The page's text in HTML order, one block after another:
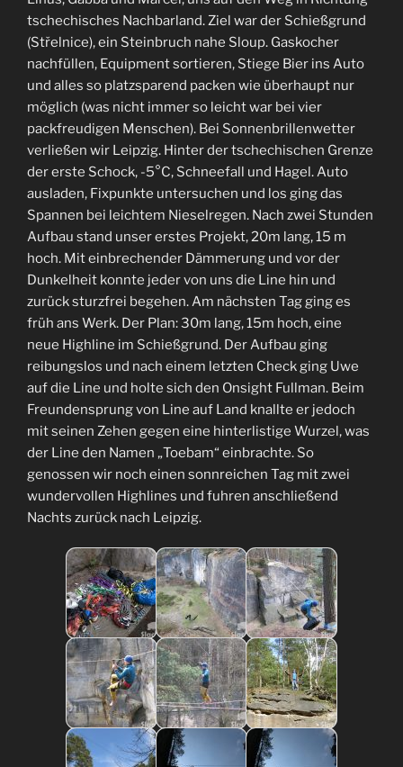
tschechisches Nachbarland. Ziel war der Schießgrund
(Střelnice), ein Steinbruch nahe Sloup. Gaskocher
nachfüllen, Equipment sortieren, Stiege Bier ins Auto
und alles so platzsparend packen wie überhaupt nur
möglich (was nicht immer so leicht war bei vier
packfreudigen Menschen). Bei Sonnenbrillenwetter
verließen wir Leipzig. Hinter der tschechischen Grenze
der erste Schock, -5°C, Schneefall und Hagel. Auto
ausladen, Fixpunkte untersuchen und los ging das
Spannen bei leichtem Nieselregen. Nach zwei Stunden
Aufbau stand unser erstes Projekt, 20m lang, 15 m
hoch. Mit einbrechender Dämmerung und vor der
Dunkelheit konnte jeder von uns die Line hin und
zurück sturzfrei begehen. Am nächsten Tag ging es
früh ans Werk. Der Plan: 30m lang, 15m hoch, eine
neue Highline im Schießgrund. Der Aufbau ging
reibungslos und nach einem letzten Check ging Uwe
auf die Line und holte sich den Onsight Fullman. Beim
Freundensprung von Line auf Land knallte er jedoch
mit seinen Zehen gegen eine hinterlistige Wurzel, was
der Line den Namen „Toebam“ einbrachte. So
genossen wir noch einen sonnreichen Tag mit zwei
wundervollen Highlines und fuhren anschließend
Nachts zurück nach Leipzig.